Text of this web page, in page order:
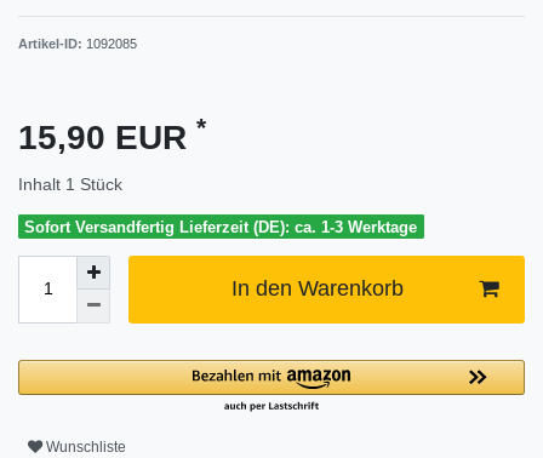
Artikel-ID: 1092085
15,90 EUR *
Inhalt 1 Stück
Sofort Versandfertig Lieferzeit (DE): ca. 1-3 Werktage
In den Warenkorb
Wunschliste